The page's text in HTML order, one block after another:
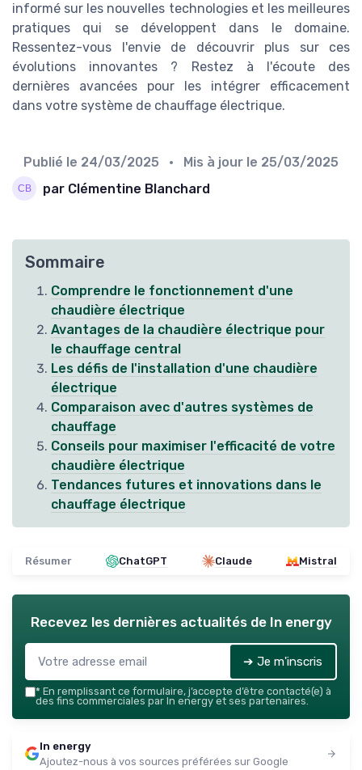
informé sur les nouvelles technologies et les meilleures
pratiques qui se développent dans le domaine.
Ressentez-vous l'envie de découvrir plus sur ces
évolutions innovantes ? Restez à l'écoute des
dernières avancées pour les intégrer efficacement
dans votre système de chauffage électrique.
Publié le 24/03/2025 • Mis à jour le 25/03/2025
par Clémentine Blanchard
Sommaire
Comprendre le fonctionnement d'une
chaudière électrique
Avantages de la chaudière électrique pour
le chauffage central
Les défis de l'installation d'une chaudière
électrique
Comparaison avec d'autres systèmes de
chauffage
Conseils pour maximiser l'efficacité de votre
chaudière électrique
Tendances futures et innovations dans le
chauffage électrique
Résumer ChatGPT Claude Mistral
Recevez les dernières actualités de In energy
➔ Je m'inscris
* En remplissant ce formulaire, j’accepte d’être contacté(e) à
des fins commerciales par In energy et ses partenaires.
In energy
Ajoutez-nous à vos sources préférées sur Google